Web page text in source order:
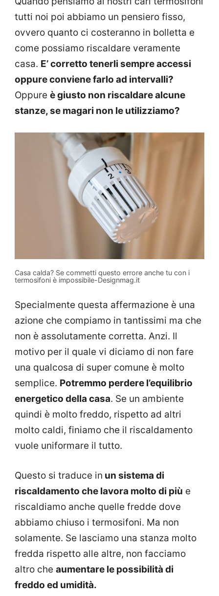
tutti noi poi abbiamo un pensiero fisso,
ovvero quanto ci costeranno in bolletta e
come possiamo riscaldare veramente
casa. E’ corretto tenerli sempre accessi
oppure conviene farlo ad intervalli?
Oppure è giusto non riscaldare alcune
stanze, se magari non le utilizziamo?
Casa calda? Se commetti questo errore anche tu con i
termosifoni è impossibile-Designmag.it
Specialmente questa affermazione è una
azione che compiamo in tantissimi ma che
non è assolutamente corretta. Anzi. Il
motivo per il quale vi diciamo di non fare
una qualcosa di super comune è molto
semplice. Potremmo perdere l’equilibrio
energetico della casa. Se un ambiente
quindi è molto freddo, rispetto ad altri
molto caldi, finiamo che il riscaldamento
vuole uniformare il tutto.
Questo si traduce in un sistema di
riscaldamento che lavora molto di più e
riscaldiamo anche quelle fredde dove
abbiamo chiuso i termosifoni. Ma non
solamente. Se lasciamo una stanza molto
fredda rispetto alle altre, non facciamo
altro che aumentare le possibilità di
freddo ed umidità.